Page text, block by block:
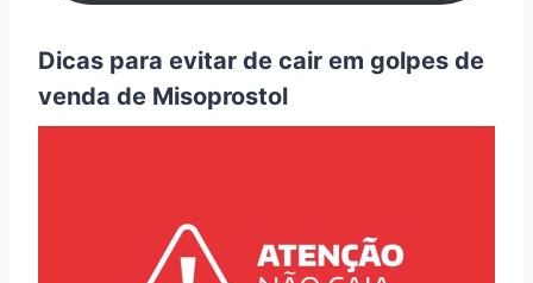
Dicas para evitar de cair em golpes de
venda de Misoprostol